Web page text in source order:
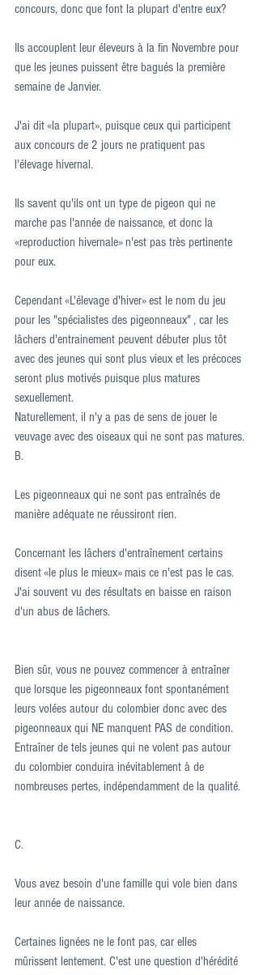
concours, donc que font la plupart d'entre eux?
Ils accouplent leur éleveurs à la fin Novembre pour
que les jeunes puissent être bagués la première
semaine de Janvier.
J'ai dit «la plupart», puisque ceux qui participent
aux concours de 2 jours ne pratiquent pas
l'élevage hivernal.
Ils savent qu'ils ont un type de pigeon qui ne
marche pas l'année de naissance, et donc la
«reproduction hivernale» n'est pas très pertinente
pour eux.
Cependant «L'élevage d'hiver» est le nom du jeu
pour les "spécialistes des pigeonneaux" , car les
lâchers d'entrainement peuvent débuter plus tôt
avec des jeunes qui sont plus vieux et les précoces
seront plus motivés puisque plus matures
sexuellement.
Naturellement, il n'y a pas de sens de jouer le
veuvage avec des oiseaux qui ne sont pas matures.
B.
Les pigeonneaux qui ne sont pas entraînés de
manière adéquate ne réussiront rien.
Concernant les lâchers d'entraînement certains
disent «le plus le mieux» mais ce n'est pas le cas.
J'ai souvent vu des résultats en baisse en raison
d'un abus de lâchers.
Bien sûr, vous ne pouvez commencer à entraîner
que lorsque les pigeonneaux font spontanément
leurs volées autour du colombier donc avec des
pigeonneaux qui NE manquent PAS de condition.
Entraîner de tels jeunes qui ne volent pas autour
du colombier conduira inévitablement à de
nombreuses pertes, indépendamment de la qualité.
C.
Vous avez besoin d'une famille qui vole bien dans
leur année de naissance.
Certaines lignées ne le font pas, car elles
mûrissent lentement. C'est une question d'hérédité